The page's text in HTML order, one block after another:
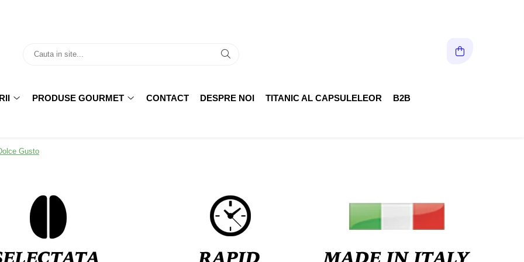
PRODUSE GOURMET CONTACT DESPRE NOI TITANIC AL CAPSULELEOR B2B
Gusto